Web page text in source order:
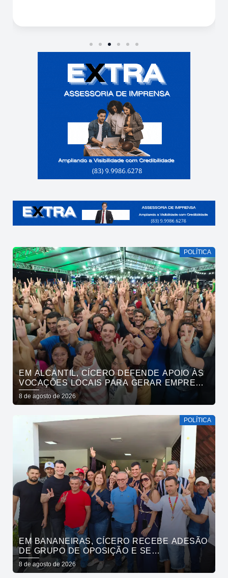
POLÍTICA
EM ALCANTIL, CÍCERO DEFENDE APOIO ÀS
VOCAÇÕES LOCAIS PARA GERAR EMPREGO
E RENDA
8 de agosto de 2026
POLÍTICA
EM BANANEIRAS, CÍCERO RECEBE ADESÃO
DE GRUPO DE OPOSIÇÃO E SE
COMPROMETE COM ESGOTAMENTO
SANITÁRIO
8 de agosto de 2026